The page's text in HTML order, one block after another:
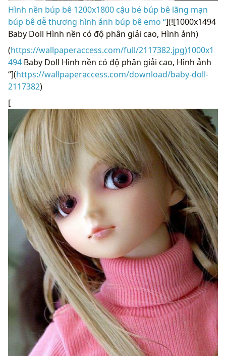
Hình nền búp bê 1200x1800 cậu bé búp bê lãng mạn
búp bê dễ thương hình ảnh búp bê emo “](![1000x1494
Baby Doll Hình nền có độ phân giải cao, Hình ảnh)
(https://wallpaperaccess.com/full/2117382.jpg)1000x1
494 Baby Doll Hình nền có độ phân giải cao, Hình ảnh
“](https://wallpaperaccess.com/download/baby-doll-
2117382)
[